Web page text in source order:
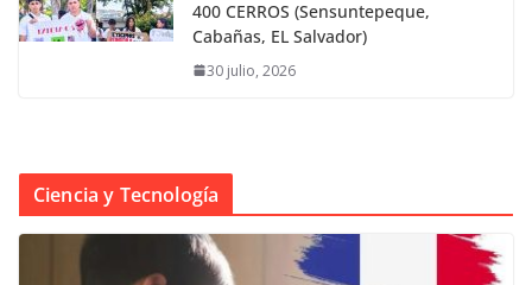
400 CERROS (Sensuntepeque,
Cabañas, EL Salvador)
30 julio, 2026
Ciencia y Tecnología